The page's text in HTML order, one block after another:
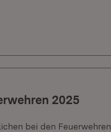
2025
bei den